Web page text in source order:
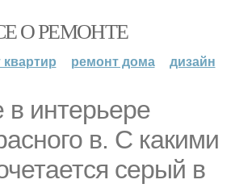
О РЕМОНТЕ
ремонт дома дизайн
в интерьере
в. С какими
серый в